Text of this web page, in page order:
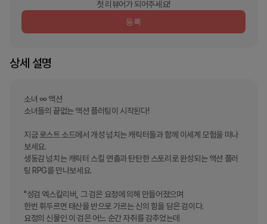
첫 리뷰어가 되어주세요!
등록
상세 설명
소녀 ∞ 액션
소녀들의 끝없는 액션 플러팅이 시작된다!
지금 로스트 소드에서 개성 넘치는 캐릭터들과 함께 이세계 모험을 떠나
보세요.
생동감 넘치는 캐릭터 스킬 연출과 탄탄한 스토리로 완성되는 액션 플러
팅 RPG를 만나보세요.
"성검 엑스칼리버, 그 검은 요정에 의해 만들어졌으며
한번 휘두르면 태산을 반으로 가르는 신의 힘을 담은 검이다.
요정의 신물인 이 검은 어느 순간 자취를 감추었는데